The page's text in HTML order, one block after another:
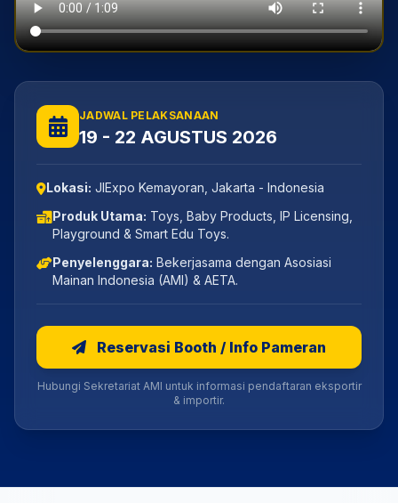
JADWAL PELAKSANAAN
19 - 22 AGUSTUS 2026
Lokasi: JIExpo Kemayoran, Jakarta - Indonesia
Produk Utama: Toys, Baby Products, IP Licensing,
Playground & Smart Edu Toys.
Penyelenggara: Bekerjasama dengan Asosiasi
Mainan Indonesia (AMI) & AETA.
Reservasi Booth / Info Pameran
Hubungi Sekretariat AMI untuk informasi pendaftaran eksportir
& importir.